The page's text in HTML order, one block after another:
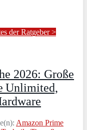
der Ratgeber >
2026: Große
Unlimited,
Amazon Prime